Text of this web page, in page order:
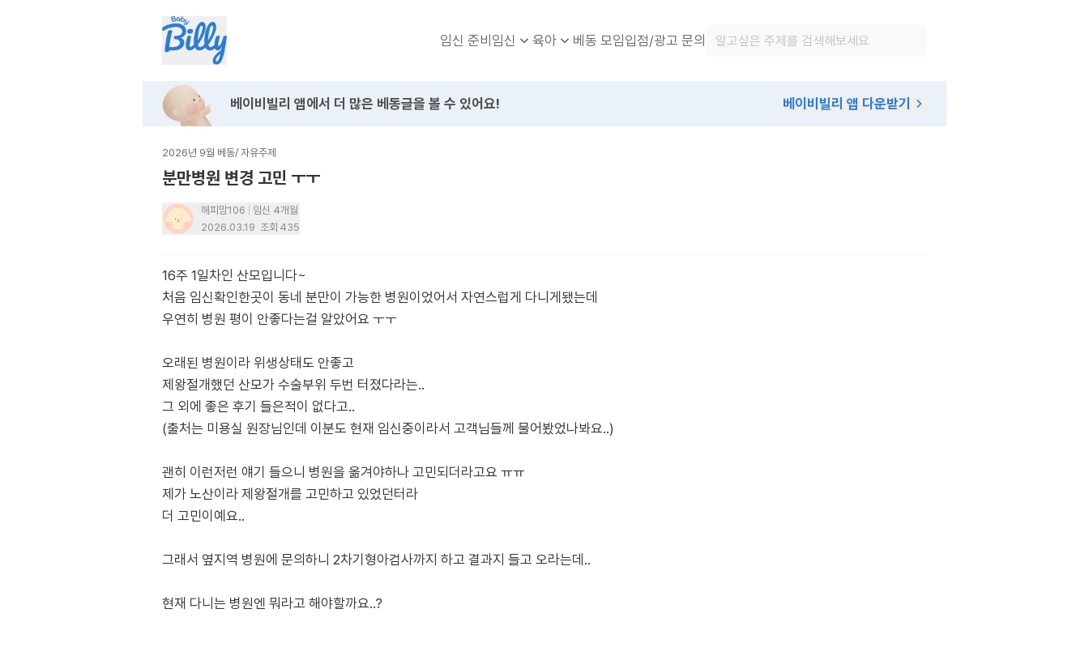
임신 준비임신 육아 베동 모임입점/광고 문의
베이비빌리 앱에서 더 많은 베동글을 볼 수 있어요! 베이비빌리 앱 다운받기
2026년 9월 베동/ 자유주제
분만병원 변경 고민 ㅜㅜ
해피맘106
임신 4개월
2026.03.19 조회 435
16주 1일차인 산모입니다~
처음 임신확인한곳이 동네 분만이 가능한 병원이었어서 자연스럽게 다니게됐는데
우연히 병원 평이 안좋다는걸 알았어요 ㅜㅜ
오래된 병원이라 위생상태도 안좋고
제왕절개했던 산모가 수술부위 두번 터졌다라는..
그 외에 좋은 후기 들은적이 없다고..
(출처는 미용실 원장님인데 이분도 현재 임신중이라서 고객님들께 물어봤었나봐요..)
괜히 이런저런 얘기 들으니 병원을 옮겨야하나 고민되더라고요 ㅠㅠ
제가 노산이라 제왕절개를 고민하고 있었던터라
더 고민이예요..
그래서 옆지역 병원에 문의하니 2차기형아검사까지 하고 결과지 들고 오라는데..
현재 다니는 병원엔 뭐라고 해야할까요..?